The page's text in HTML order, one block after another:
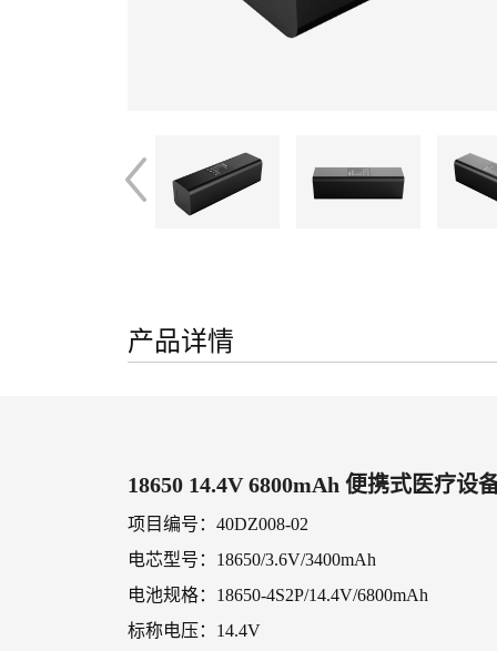
产品详情
18650 14.4V 6800mAh 便携式医疗设
项目编号：40DZ008-02
电芯型号：18650/3.6V/3400mAh
电池规格：18650-4S2P/14.4V/6800mAh
标称电压：14.4V